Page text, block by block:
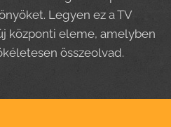
Legyen ez a TV
központi eleme, amelyben
összeolvad.